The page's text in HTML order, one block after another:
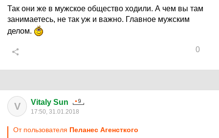
Так они же в мужское общество ходили. А чем вы там
занимаетесь, не так уж и важно. Главное мужским
делом.
0
V Vitaly Sun
17:50, 31.01.2018
От пользователя Пеланес Агенсткого